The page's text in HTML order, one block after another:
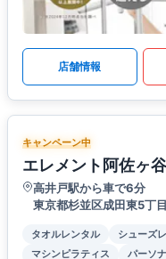
店舗情報
キャンペーン中
エレメント阿佐ヶ
高井戸駅から車で6分
東京都杉並区成田東5丁
タオルレンタル シューズ
マシンピラティス
パーソ